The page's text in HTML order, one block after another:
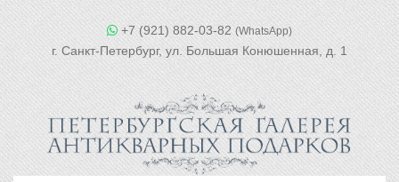
+7 (921) 882-03-82 (WhatsApp)
г. Санкт-Петербург, ул. Большая Конюшенная, д. 1